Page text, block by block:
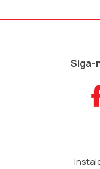
Siga-